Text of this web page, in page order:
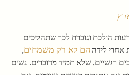
–
הולכת וגוברת לכך שתהליכים
אחרי לידה הם לא רק משמחים,
רגשיים, שלא תמיד מדוברים. נשים